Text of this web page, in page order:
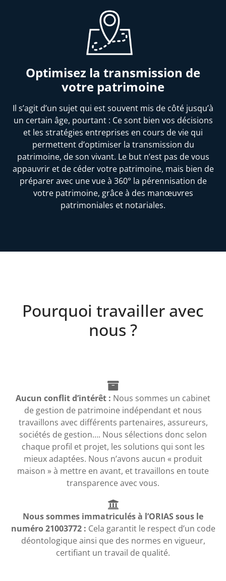
Optimisez la transmission de
votre patrimoine
Il s’agit d’un sujet qui est souvent mis de côté jusqu’à
un certain âge, pourtant : Ce sont bien vos décisions
et les stratégies entreprises en cours de vie qui
permettent d’optimiser la transmission du
patrimoine, de son vivant. Le but n’est pas de vous
appauvrir et de céder votre patrimoine, mais bien de
préparer avec une vue à 360° la pérennisation de
votre patrimoine, grâce à des manœuvres
patrimoniales et notariales.
Pourquoi travailler avec
nous ?
Aucun conflit d’intérêt : Nous sommes un cabinet
de gestion de patrimoine indépendant et nous
travaillons avec différents partenaires, assureurs,
sociétés de gestion…. Nous sélections donc selon
chaque profil et projet, les solutions qui sont les
mieux adaptées. Nous n’avons aucun « produit
maison » à mettre en avant, et travaillons en toute
transparence avec vous.
Nous sommes immatriculés à l’ORIAS sous le
numéro 21003772 : Cela garantit le respect d’un code
déontologique ainsi que des normes en vigueur,
certifiant un travail de qualité.